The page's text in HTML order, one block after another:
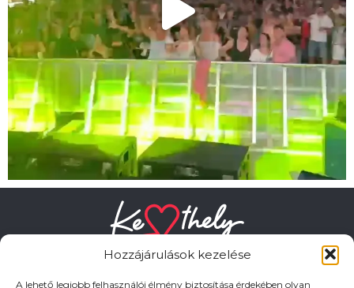
Hozzájárulások kezelése
A lehető legjobb felhasználói élmény biztosítása érdekében olyan